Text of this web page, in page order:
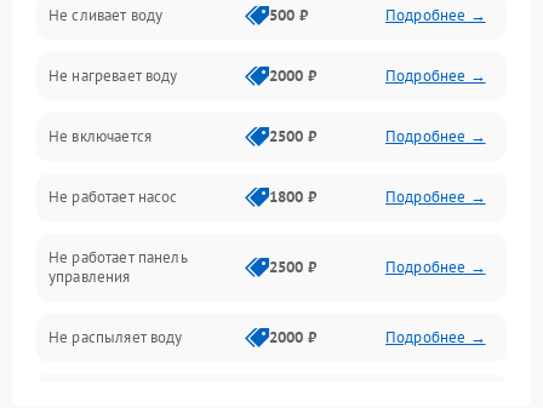
Электропитание
Датчики
Нагрев
Вода
Гигиена
Программное обеспечение
Не сливает воду 500 ₽ Подробнее →
Не нагревает воду 2000 ₽ Подробнее →
Не включается 2500 ₽ Подробнее →
Не работает насос 1800 ₽ Подробнее →
Не работает панель
управления
2500 ₽ Подробнее →
Не распыляет воду 2000 ₽ Подробнее →